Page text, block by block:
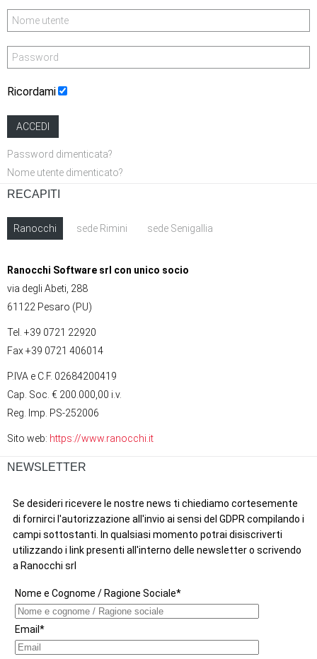
Ricordami
ACCEDI
Password dimenticata?
Nome utente dimenticato?
RECAPITI
Ranocchi sede Rimini sede Senigallia
Ranocchi Software srl con unico socio
via degli Abeti, 288
61122 Pesaro (PU)
Tel. +39 0721 22920
Fax +39 0721 406014
P.IVA e C.F. 02684200419
Cap. Soc. € 200.000,00 i.v.
Reg. Imp. PS-252006
Sito web: https://www.ranocchi.it
NEWSLETTER